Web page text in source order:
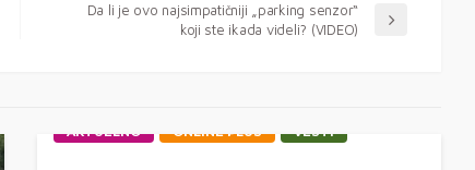
Da li je ovo najsimpatičniji „parking senzor“
koji ste ikada videli? (VIDEO)
AKTUELNO ONLINE PLUS VESTI